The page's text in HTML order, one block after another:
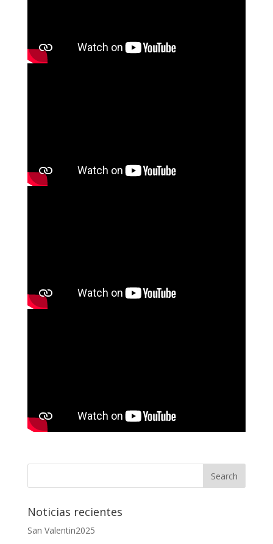
Noticias recientes
San Valentin2025